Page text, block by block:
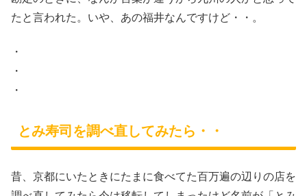
たと言われた。いや、あの福井なんですけど・・。
・
・
・
とみ寿司を調べ直してみたら・・
昔、京都にいたときにたまに食べてた百万遍の辺りの店を